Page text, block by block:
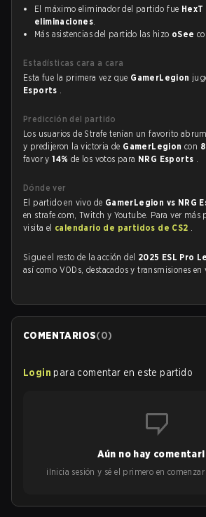
El máximo eliminador del partido fue HexT
eliminaciones.
Más asistencias del partido las hizo oSee
Estadísticas cara a cara
Esta fue la primera vez que GamerLegion
Esports .
Predicción del partido
Los usuarios de Strafe tenían un favorito
y predijeron la victoria de GamerLegioncon
favor y14% de los votos para NRG Esports .
Dónde ver
El partido en vivo de GamerLegion vs NRG
en strafe.com, Twitch y Youtube. Para ver más
visita el calendario de partidos de CS2 .
Sigue el resto de la acción del 2025 ESL Pro
así como VODs, destacados y transmisiones
COMENTARIOS(0)
Login para comentar en este partido
Aún no hay
¡Inicia sesión y sé el primero en